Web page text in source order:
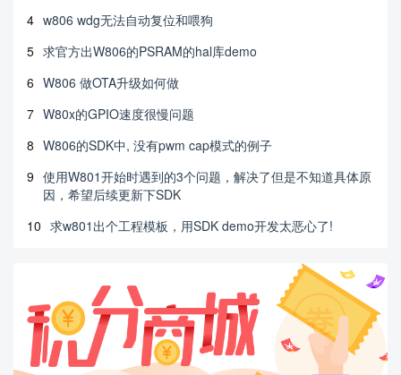
4 w806 wdg无法自动复位和喂狗
5 求官方出W806的PSRAM的hal库demo
6 W806 做OTA升级如何做
7 W80x的GPIO速度很慢问题
8 W806的SDK中, 没有pwm cap模式的例子
9 使用W801开始时遇到的3个问题，解决了但是不知道具体原
因，希望后续更新下SDK
10 求w801出个工程模板，用SDK demo开发太恶心了!